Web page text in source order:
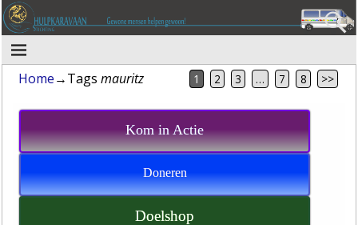
Home→Tagsmauritz 1 2 3 … 7 8 >>
Kom in Actie
Doneren
Doelshop